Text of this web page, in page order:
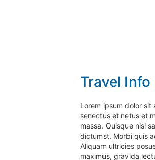
Travel Info
Lorem ipsum dolor
senectus et netus et
massa. Quisque nisi
dictumst. Morbi quis
Aliquam ultricies
maximus, gravida